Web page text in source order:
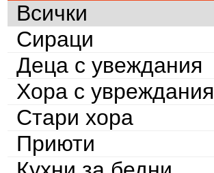
Всички
Сираци
Деца с увеждания
Хора с увреждания
Стари хора
Приюти